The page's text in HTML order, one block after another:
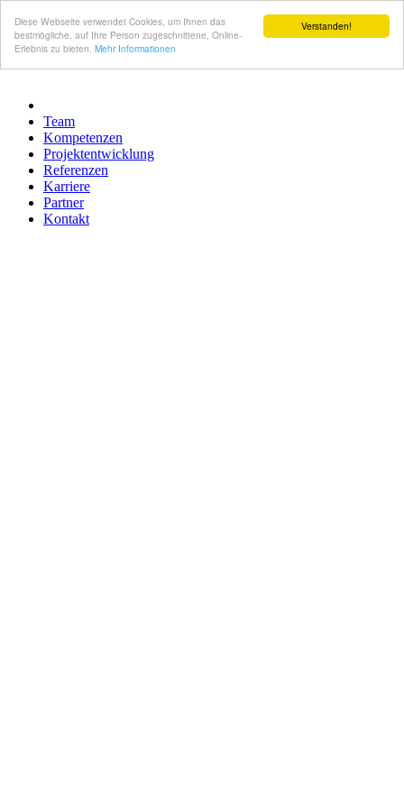
Verstanden!
Diese Webseite verwendet Cookies, um Ihnen das
bestmögliche, auf Ihre Person zugeschnittene, Online-
Erlebnis zu bieten. Mehr Informationen
Team
Kompetenzen
Projektentwicklung
Referenzen
Karriere
Partner
Kontakt